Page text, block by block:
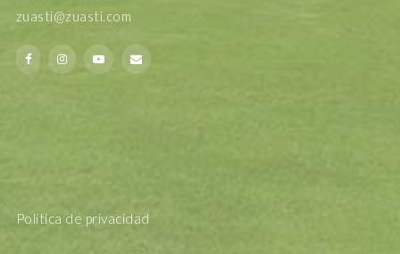
zuasti@zuasti.com
Política de privacidad